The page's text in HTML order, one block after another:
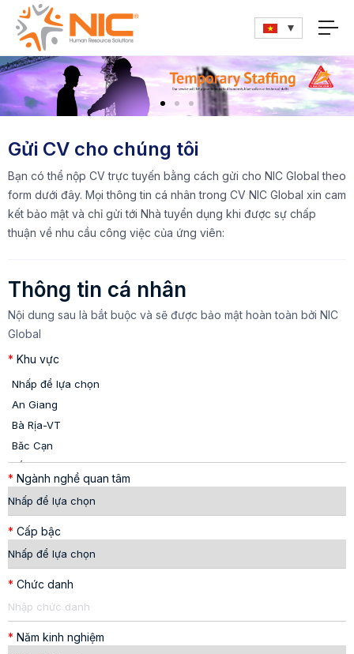
Gửi CV cho chúng tôi
Bạn có thể nộp CV trực tuyến bằng cách gửi cho NIC Global theo
form dưới đây. Mọi thông tin cá nhân trong CV NIC Global xin cam
kết bảo mật và chỉ gửi tới Nhà tuyển dụng khi được sự chấp
thuận về nhu cầu công việc của ứng viên:
Thông tin cá nhân
Nội dung sau là bắt buộc và sẽ được bảo mật hoàn toàn bởi NIC
Global
* Khu vực
* Ngành nghề quan tâm
* Cấp bậc
* Chức danh
* Năm kinh nghiệm